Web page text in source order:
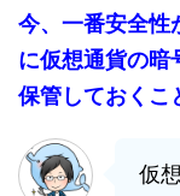
今、一番安全性
に仮想通貨の暗
保管しておくこ
仮